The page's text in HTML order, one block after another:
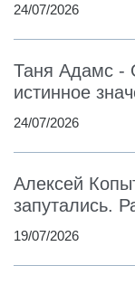
24/07/2026
Таня Адамс -
истинное
24/07/2026
Алексей
запутались.
19/07/2026